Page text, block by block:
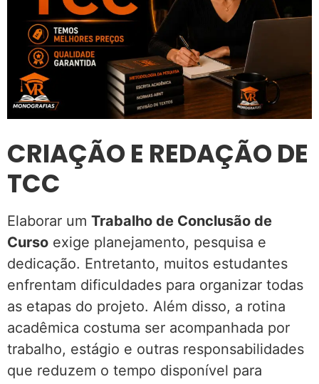
CRIAÇÃO E REDAÇÃO DE
TCC
Elaborar um Trabalho de Conclusão de
Curso exige planejamento, pesquisa e
dedicação. Entretanto, muitos estudantes
enfrentam dificuldades para organizar todas
as etapas do projeto. Além disso, a rotina
acadêmica costuma ser acompanhada por
trabalho, estágio e outras responsabilidades
que reduzem o tempo disponível para